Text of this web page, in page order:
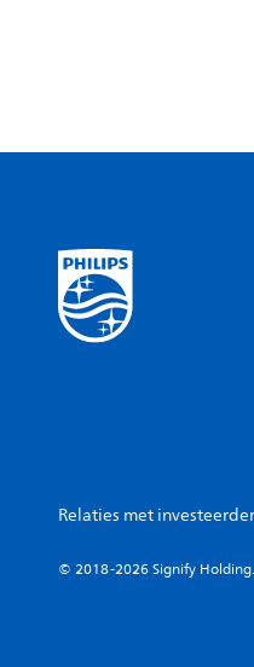
Relaties met
© 2018-2026 Signify